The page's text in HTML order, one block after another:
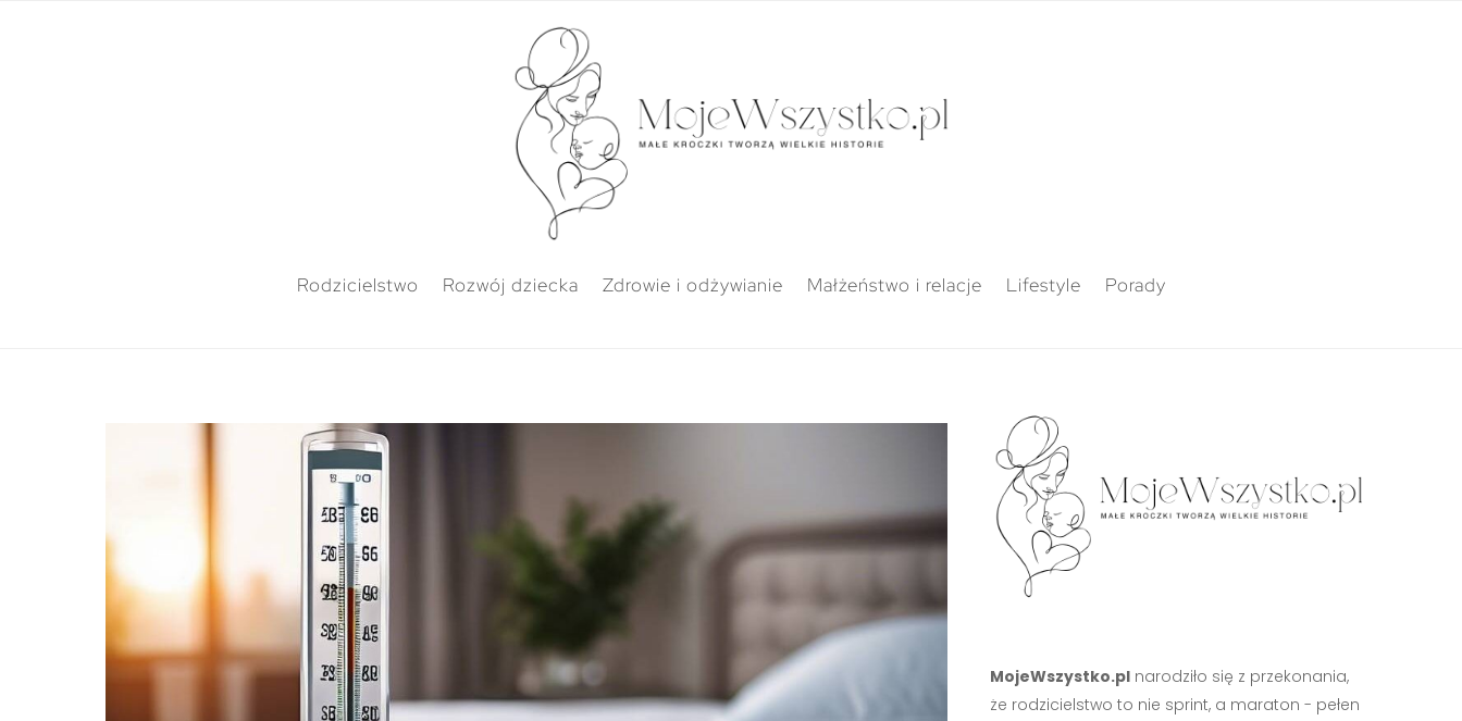
Rodzicielstwo Rozwój dziecka Zdrowie i odżywianie Małżeństwo i relacje Lifestyle Porady
MojeWszystko.plnarodziło się z przekonania,
że rodzicielstwo to nie sprint, a maraton - pełen